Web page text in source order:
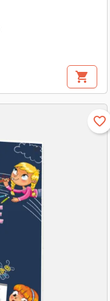
shopping_cart
favorite_border